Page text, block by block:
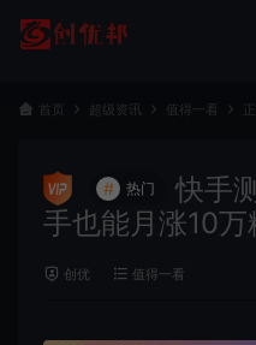
首页 超级资讯 值得一看
# 热门
快手
手也能月涨10万
创优 值得一看